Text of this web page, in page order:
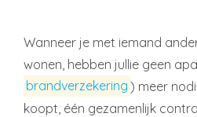
Wanneer je met iemand
wonen, hebben jullie geen
brandverzekering ) meer
koopt, één gezamenlijk